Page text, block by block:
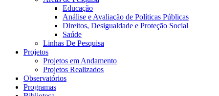
Educação
Análise e Avaliação de Políticas Públicas
Direitos, Desigualdade e Proteção Social
Saúde
Linhas De Pesquisa
Projetos
Projetos em Andamento
Projetos Realizados
Observatórios
Programas